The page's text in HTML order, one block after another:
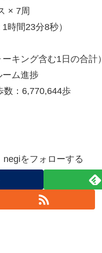
× 7周
時間23分8秒）
キング含む1日の合計）
ーム進捗
：6,770,644歩
negiをフォローする